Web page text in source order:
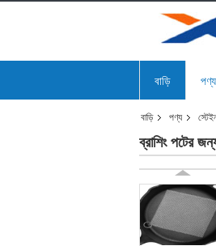
বাড়ি পণ্য
বাড়ি পণ্য
ব্রাশিং পটের